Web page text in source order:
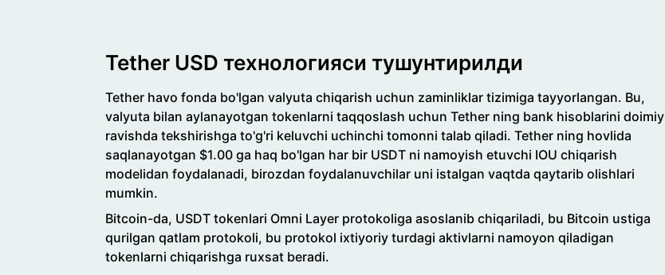
Tether USD технологияси тушунтирилди
Tether havo fonda bo'lgan valyuta chiqarish uchun zaminliklar tizimiga tayyorlangan. Bu,
valyuta bilan aylanayotgan tokenlarni taqqoslash uchun Tether ning bank hisoblarini doimiy
ravishda tekshirishga to'g'ri keluvchi uchinchi tomonni talab qiladi. Tether ning hovlida
saqlanayotgan $1.00 ga haq bo'lgan har bir USDT ni namoyish etuvchi IOU chiqarish
modelidan foydalanadi, birozdan foydalanuvchilar uni istalgan vaqtda qaytarib olishlari
mumkin.
Bitcoin-da, USDT tokenlari Omni Layer protokoliga asoslanib chiqariladi, bu Bitcoin ustiga
qurilgan qatlam protokoli, bu protokol ixtiyoriy turdagi aktivlarni namoyon qiladigan
tokenlarni chiqarishga ruxsat beradi.